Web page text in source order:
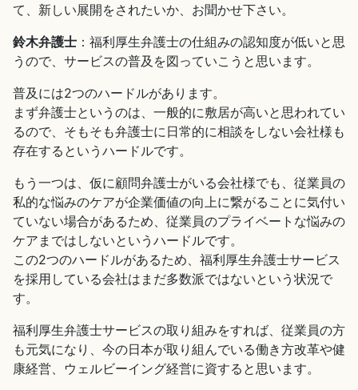
て、新しい展開をされたいか、お聞かせ下さい。
鈴木弁護士 ：福利厚生弁護士の仕組みの認知度が低いと思
うので、サービスの普及を図っていこうと思います。
普及には2つのハードルがあります。
まず弁護士というのは、一般的に敷居が高いと思われてい
るので、そもそも弁護士に日常的に相談をしない会社様も
存在するというハードルです。
もう一つは、仮に顧問弁護士がいる会社様でも、従業員の
私的な悩みのケアが企業価値の向上に繋がることに気付い
ていない場合があるため、従業員のプライベートな悩みの
ケアまではしないというハードルです。
この2つのハードルがあるため、福利厚生弁護士サービス
を採用している会社はまだ多数派ではないという状況で
す。
福利厚生弁護士サービスの取り組みをすれば、従業員の方
も元気になり、今の日本が取り組んでいる働き方改革や健
康経営、ウェルビーイング経営に資すると思います。